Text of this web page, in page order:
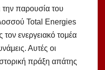
την παρουσία του
Total Energies
ενεργειακό τομέα
Αυτές οι
πράξη απάτης